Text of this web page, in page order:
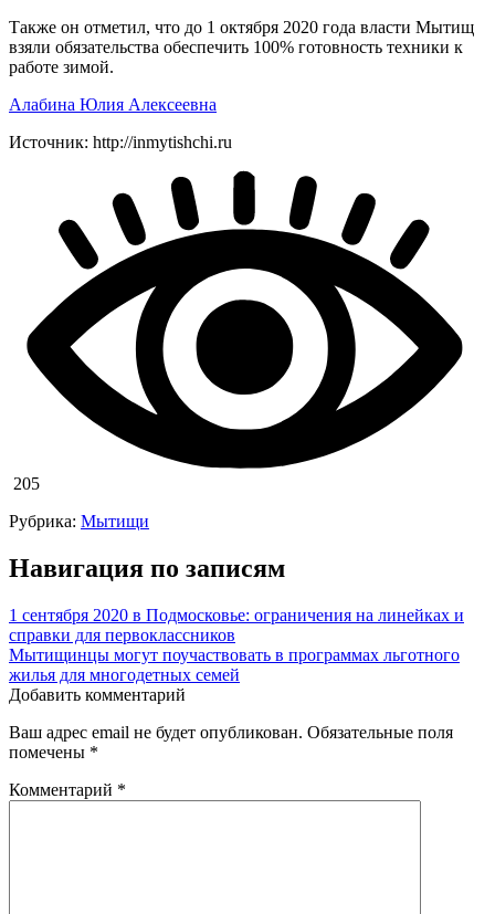
Также он отметил, что до 1 октября 2020 года власти Мытищ
взяли обязательства обеспечить 100% готовность техники к
работе зимой.
Алабина Юлия Алексеевна
Источник: http://inmytishchi.ru
205
Рубрика: Мытищи
Навигация по записям
1 сентября 2020 в Подмосковье: ограничения на линейках и
справки для первоклассников
Мытищинцы могут поучаствовать в программах льготного
жилья для многодетных семей
Добавить комментарий
Ваш адрес email не будет опубликован. Обязательные поля
помечены *
Комментарий *